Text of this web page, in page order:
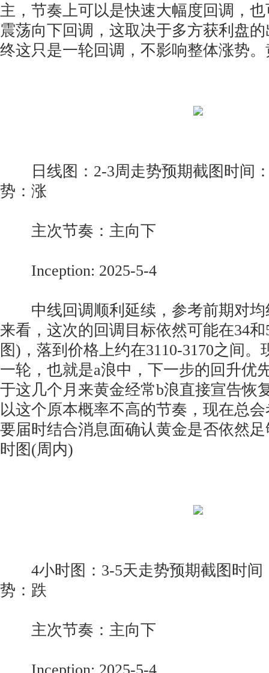
主，节奏上可以是快速大幅度回调，
震荡向下回调，这取决于多方获利盘
终这只是一轮回调，不影响整体涨势
日线图：2-3周走势预期截图时间：
势：涨
主次节奏：主向下
Inception: 2025-5-4
中线回调顺利延续，参考前期对均
来看，这次的回调目标依然可能在34
图)，落到价格上约在3110-3170之间
一轮，也就是a浪中，下一步的回升优
于这几个月来黄金经常b浪直接宣告恢
以这个原本概率不高的节奏，现在总
要届时结合消息面确认黄金是否依然
时图(周内)
4小时图：3-5天走势预期截图时间
势：跌
主次节奏：主向下